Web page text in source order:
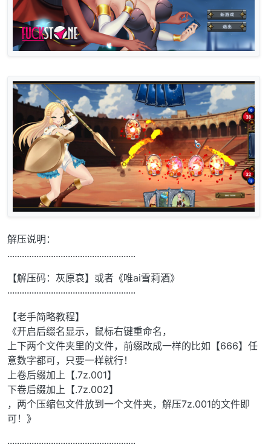
解压说明：
.....................................................
【解压码：灰原哀】或者《唯ai雪莉酒》
·····················································
【老手简略教程】
《开启后缀名显示，鼠标右键重命名，
上下两个文件夹里的文件，前缀改成一样的比如【666】任
意数字都可，只要一样就行！
上卷后缀加上【.7z.001】
下卷后缀加上【.7z.002】
，两个压缩包文件放到一个文件夹，解压7z.001的文件即
可！》
·····················································